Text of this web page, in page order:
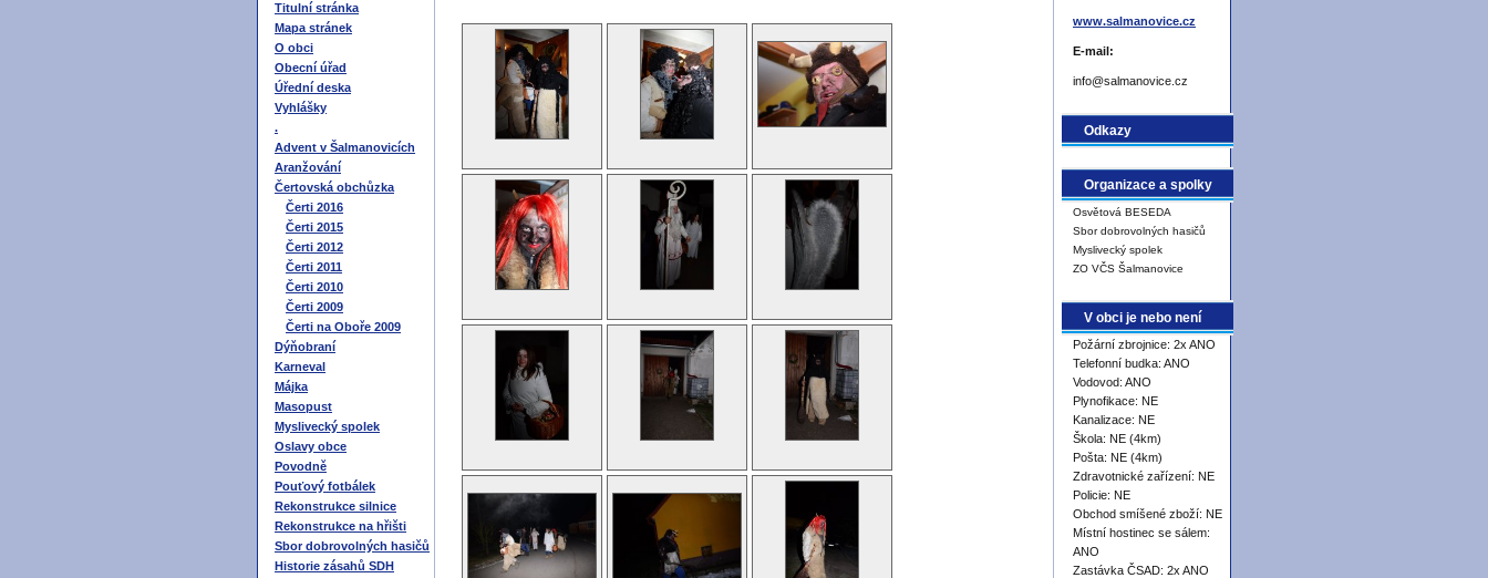
Titulní stránka
Mapa stránek
O obci
Obecní úřad
Úřední deska
Vyhlášky
.
Advent v Šalmanovicích
Aranžování
Čertovská obchůzka
Čerti 2016
Čerti 2015
Čerti 2012
Čerti 2011
Čerti 2010
Čerti 2009
Čerti na Oboře 2009
Dýňobraní
Karneval
Májka
Masopust
Myslivecký spolek
Oslavy obce
Povodně
Pouťový fotbálek
Rekonstrukce silnice
Rekonstrukce na hřišti
Sbor dobrovolných hasičů
Historie zásahů SDH
www.salmanovice.cz
E-mail:
info@salmanovice.cz
Odkazy
Organizace a spolky
Osvětová BESEDA
Sbor dobrovolných hasičů
Myslivecký spolek
ZO VČS Šalmanovice
V obci je nebo není
Požární zbrojnice: 2x ANO
Telefonní budka: ANO
Vodovod: ANO
Plynofikace: NE
Kanalizace: NE
Škola: NE (4km)
Pošta: NE (4km)
Zdravotnické zařízení: NE
Policie: NE
Obchod smíšené zboží: NE
Místní hostinec se sálem:
ANO
Zastávka ČSAD: 2x ANO